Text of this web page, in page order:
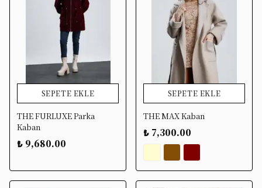
SEPETE EKLE
THE FURLUXE Parka
Kaban
₺ 9,680.00
SEPETE EKLE
THE MAX Kaban
₺ 7,300.00